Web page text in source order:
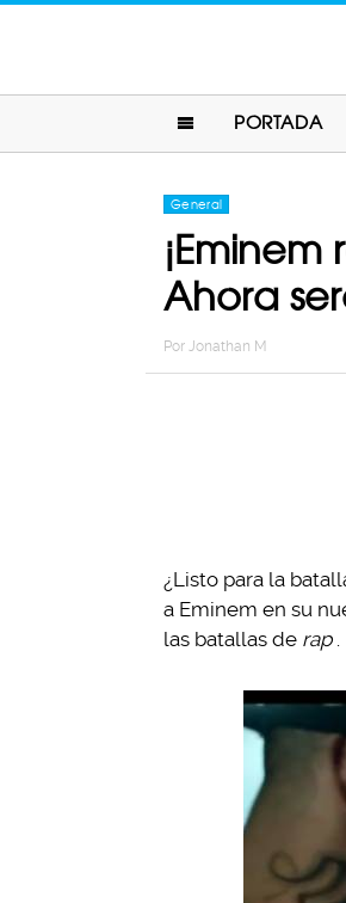
PORTADA
General
Ahora
Por Jonathan M
¿Listo para la
a Eminem en su
las batallas de rap .